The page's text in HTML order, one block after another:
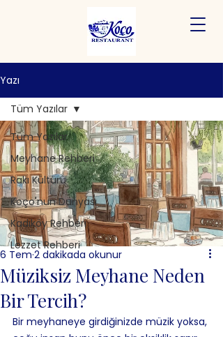
Yazı
Tüm Yazılar
Meyhane Rehberi
Rakı Kültürü
Koço'nun Dünyası
Kadıköy Rehberi
Lezzet Rehberi
Tüm Yazılar
Müziksiz Meyhane Neden
Bir Tercih?
6 Tem 2 dakikada okunur
Bir meyhaneye girdiğinizde müzik yoksa,